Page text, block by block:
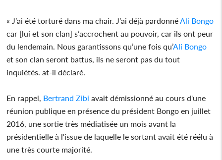
« J’ai été torturé dans ma chair. J’ai déjà pardonnéAli Bongo
car [lui et son clan] s’accrochent au pouvoir, car ils ont peur
du lendemain. Nous garantissons qu’une fois qu’Ali Bongo
et son clan seront battus, ils ne seront pas du tout
inquiétés. at-il déclaré.
En rappel, Bertrand Zibi avait démissionné au cours d'une
réunion publique en présence du président Bongo en juillet
2016, une sortie très médiatisée un mois avant la
présidentielle à l'issue de laquelle le sortant avait été réélu à
une très courte majorité.